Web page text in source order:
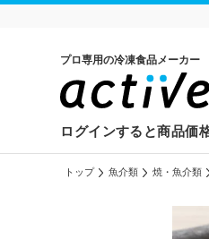
プロ専用の冷凍食品メーカー
ログインすると商品価
トップ 魚介類 焼・魚介類